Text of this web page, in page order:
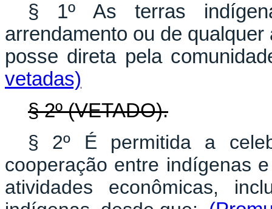
§ 1º As terras
arrendamento ou de
posse direta pela
vetadas)
§ 2º (VETADO).
§ 2º É permitida a
cooperação entre indígenas
atividades econômicas,